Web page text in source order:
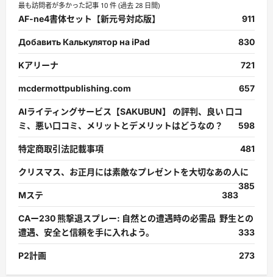
最も訪問者が多かった記事 10 件 (過去 28 日間)
AF-ne4書体セット【新元号対応版】 911
Добавить Калькулятор на iPad 830
Kアリーナ 721
mcdermottpublishing.com 657
AIライティングサービス【SAKUBUN】 の評判、良い 口コ
ミ、悪い口コミ、メリットとデメリットはどうなの？
598
特定商取引法記載事項 481
クリスマス、お正月には素敵なプレゼントを大切なあの人に
385
Mステ
383
CAー230 熊撃退スプレー: 自然との遭遇時の必需品 野生との
遭遇、安全と信頼を手に入れよう。
333
P2計画 273